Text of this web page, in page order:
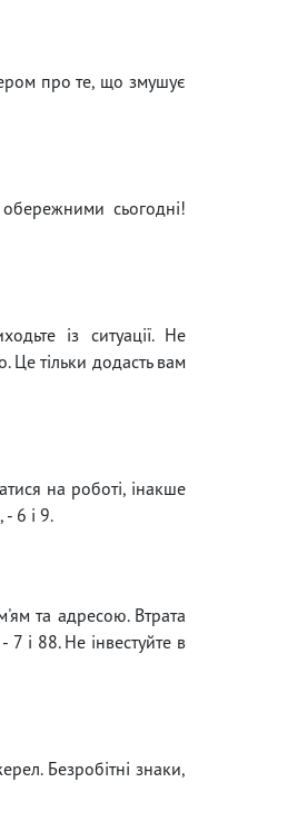
про те, що змушує
сьогодні!
із ситуації. Не
Це тільки додасть вам
на роботі, інакше
6 і 9.
та адресою. Втрата
7 і 88. Не інвестуйте в
Безробітні знаки,